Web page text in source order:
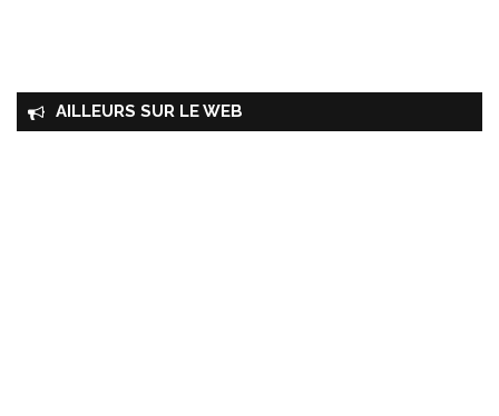
AILLEURS SUR LE WEB